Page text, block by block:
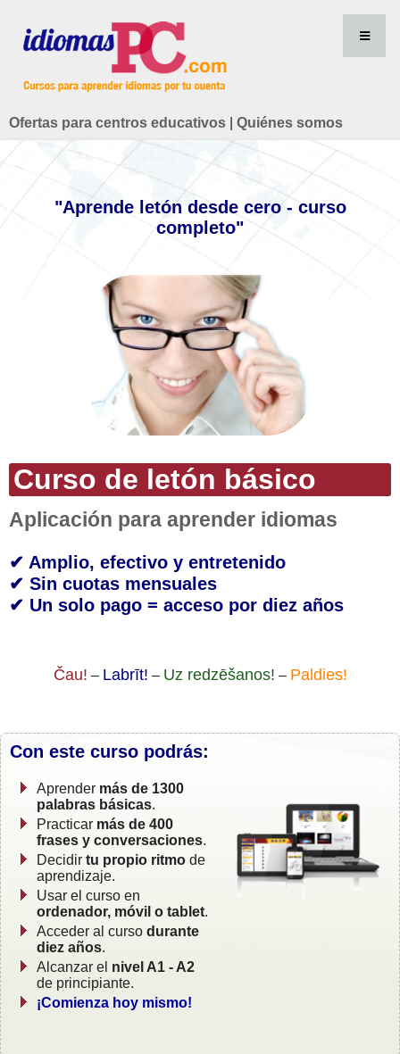
Ofertas para centros educativos Quiénes somos
"Aprende letón desde cero - curso
completo"
Curso de letón básico
Aplicación para aprender idiomas
✔ Amplio, efectivo y entretenido
✔ Sin cuotas mensuales
✔ Un solo pago = acceso por diez años
Čau! – Labrīt! – Uz redzēšanos! – Paldies!
Con este curso podrás:
Aprender más de 1300
palabras básicas.
Practicar más de 400
frases y conversaciones.
Decidir tu propio ritmo de
aprendizaje.
Usar el curso en
ordenador, móvil o tablet.
Acceder al curso durante
diez años.
Alcanzar el nivel A1 - A2
de principiante.
¡Comienza hoy mismo!